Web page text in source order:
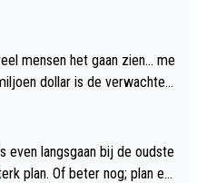
mensen het gaan zien... me
dollar is de verwachte
even langsgaan bij de oudste
plan ee